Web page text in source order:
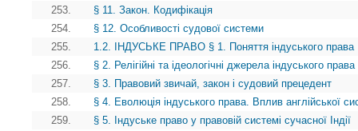
253.
§ 11. Закон. Кодифікація
254.
§ 12. Особливості судової системи
255.
1.2. ІНДУСЬКЕ ПРАВО § 1. Поняття індуського права
256.
§ 2. Релігійні та ідеологічні джерела індуського права
257.
§ 3. Правовий звичай, закон і судовий прецедент
258.
§ 4. Еволюція індуського права. Вплив англійської
259.
§ 5. Індуське право у правовій системі сучасної Індії